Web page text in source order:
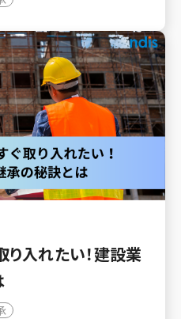
り入れたい！建設業